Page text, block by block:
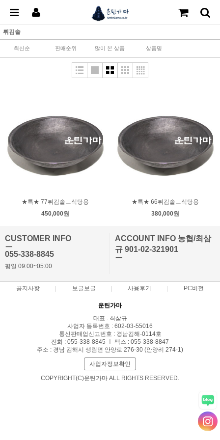
튀김솥
최신순 판매순위 많이 본 상품 상품명
★특★ 77튀김솥ㅡ식당용
450,000원
★특★ 66튀김솥ㅡ식당용
380,000원
CUSTOMER INFO
ㅡ
055-338-8845
평일 09:00~05:00
ACCOUNT INFO 농협/최삼
규 901-02-321901
ㅡ
공지사항 보글보글 사용후기 PC버전
운틴가마
대표 : 최삼규
사업자 등록번호 : 602-03-55016
통신판매업신고번호 : 경남김해-0114호
전화 : 055-338-8845 ㅣ 팩스 : 055-338-8847
주소 : 경남 김해시 생림면 안양로 276-30 (안양리 274-1)
사업자정보확인
COPYRIGHT(C)운틴가마 ALL RIGHTS RESERVED.